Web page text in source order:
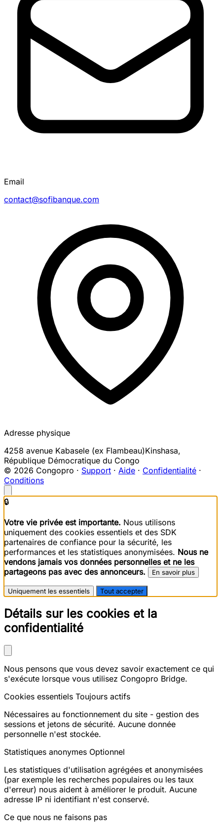
Email
contact@sofibanque.com
Adresse physique
4258 avenue Kabasele (ex Flambeau)Kinshasa,
République Démocratique du Congo
© 2026 Congopro · Support · Aide · Confidentialité ·
Conditions
🔒
Votre vie privée est importante. Nous utilisons
uniquement des cookies essentiels et des SDK
partenaires de confiance pour la sécurité, les
performances et les statistiques anonymisées. Nous ne
vendons jamais vos données personnelles et ne les
partageons pas avec des annonceurs.
En savoir plus
Uniquement les essentiels Tout accepter
Détails sur les cookies et la
confidentialité
Nous pensons que vous devez savoir exactement ce qui
s'exécute lorsque vous utilisez Congopro Bridge.
Cookies essentiels Toujours actifs
Nécessaires au fonctionnement du site - gestion des
sessions et jetons de sécurité. Aucune donnée
personnelle n'est stockée.
Statistiques anonymes Optionnel
Les statistiques d'utilisation agrégées et anonymisées
(par exemple les recherches populaires ou les taux
d'erreur) nous aident à améliorer le produit. Aucune
adresse IP ni identifiant n'est conservé.
Ce que nous ne faisons pas